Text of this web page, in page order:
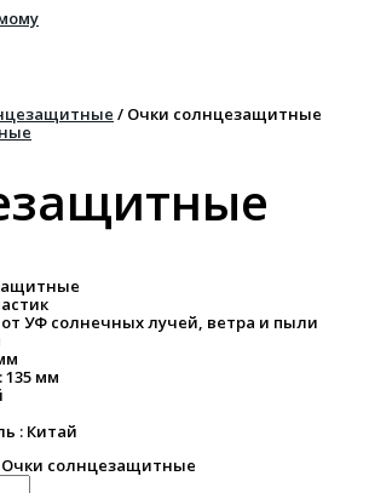
/ Очки солнцезащитные
УФ солнечных лучей, ветра и пыли
мм
: Китай
Очки солнцезащитные